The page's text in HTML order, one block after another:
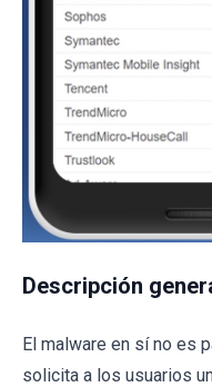
Descripción
El malware en sí no es
solicita a los usuarios